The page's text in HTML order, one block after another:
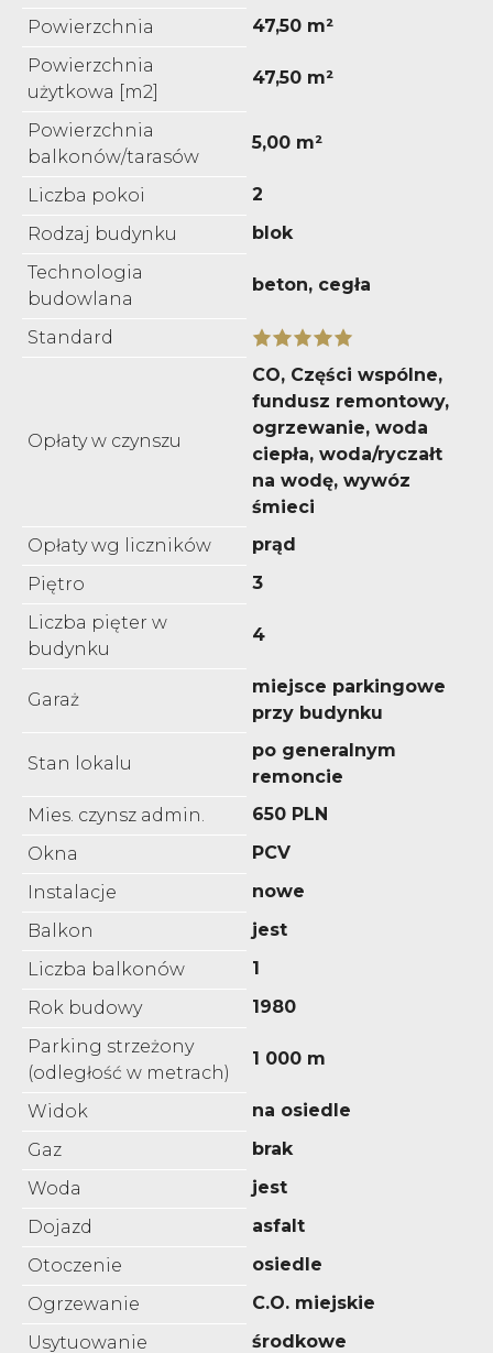
Powierzchnia
47,50 m²
Powierzchnia
użytkowa [m2]
47,50 m²
Powierzchnia
balkonów/tarasów
5,00 m²
Liczba pokoi
2
Rodzaj budynku
blok
Technologia
budowlana
beton, cegła
Standard
Opłaty w czynszu
CO, Części wspólne,
fundusz remontowy,
ogrzewanie, woda
ciepła, woda/ryczałt
na wodę, wywóz
śmieci
Opłaty wg liczników
prąd
Piętro
3
Liczba pięter w
budynku
4
Garaż
miejsce parkingowe
przy budynku
Stan lokalu
po generalnym
remoncie
Mies. czynsz admin.
650 PLN
Okna
PCV
Instalacje
nowe
Balkon
jest
Liczba balkonów
1
Rok budowy
1980
Parking strzeżony
(odległość w metrach)
1 000 m
Widok
na osiedle
Gaz
brak
Woda
jest
Dojazd
asfalt
Otoczenie
osiedle
Ogrzewanie
C.O. miejskie
Usytuowanie
środkowe